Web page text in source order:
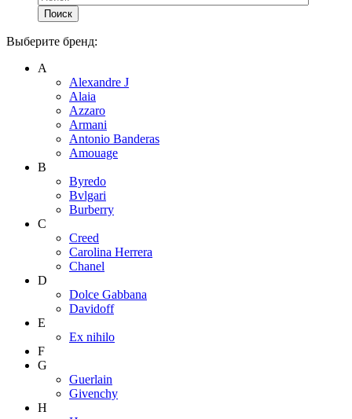
Поиск
Выберите бренд:
А
Alexandre J
Alaia
Azzaro
Armani
Antonio Banderas
Amouage
B
Byredo
Bvlgari
Burberry
C
Creed
Carolina Herrera
Chanel
D
Dolce Gabbana
Davidoff
E
Ex nihilo
F
G
Guerlain
Givenchy
H